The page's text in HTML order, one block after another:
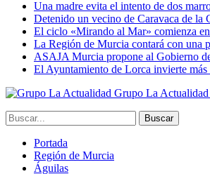
Una madre evita el intento de dos
Detenido un vecino de Caravaca de la
El ciclo «Mirando al Mar» comienza
La Región de Murcia contará con una
ASAJA Murcia propone al Gobierno
El Ayuntamiento de Lorca invierte
Grupo La
Portada
Región de Murcia
Águilas